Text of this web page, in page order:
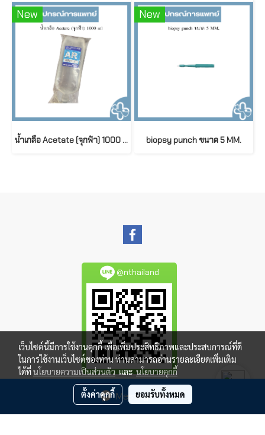
Message Us
New
น้ำเกลือ Acetate (จุกฟ้า) 1000 ml
New
biopsy punch ขนาด 5 MM.
@nthailand
Copy right by makewebeasy.com
เว็บไซต์นี้มีการใช้งานคุกกี้ เพื่อเพิ่มประสิทธิภาพและประสบการณ์ที่ดี
ในการใช้งานเว็บไซต์ของท่าน ท่านสามารถอ่านรายละเอียดเพิ่มเติม
ได้ที่นโยบายความเป็นส่วนตัวและนโยบายคุกกี้
ตั้งค่าคุกกี้ ยอมรับทั้งหมด